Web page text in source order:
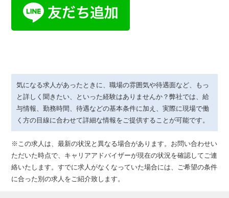
気になる求人があったときに、職場の雰囲気や待遇面など、もっ
と詳しく聞きたい、といった経験はありませんか？弊社では、給
与情報、勤務時間、待遇などの基本条件に加え、実際に現場で働
く方の目線に合わせて詳細な情報をご提供することが可能です。
※この求人は、最新の状況と異なる場合があります。お問い合わせい
ただいた時点で、キャリアアドバイザーが現在の状況を確認してご連
絡いたします。すでに求人がなくなっていた場合には、ご希望の条件
に合った別の求人をご紹介致します。